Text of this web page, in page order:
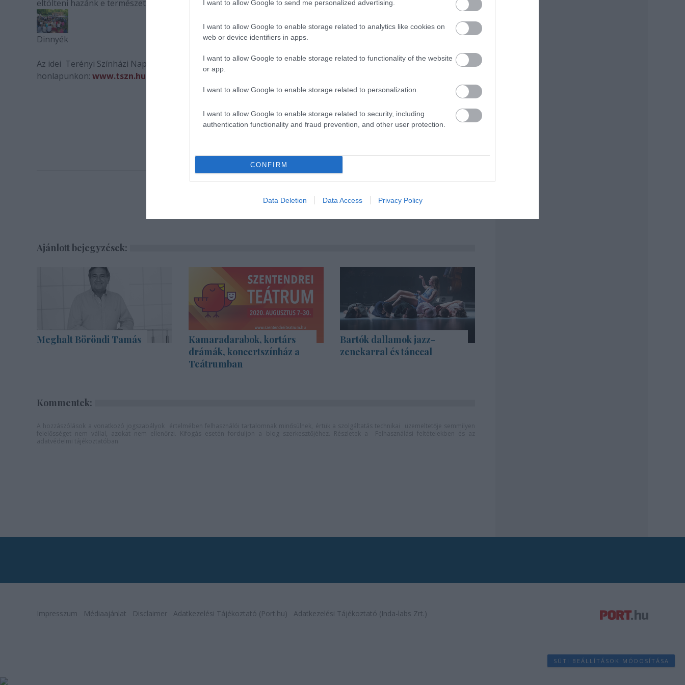
I want to allow Google to send me personalized advertising.
I want to allow Google to enable storage related to analytics like cookies on
web or device identifiers in apps.
I want to allow Google to enable storage related to functionality of the website
or app.
I want to allow Google to enable storage related to personalization.
I want to allow Google to enable storage related to security, including
authentication functionality and fraud prevention, and other user protection.
CONFIRM
Data Deletion Data Access Privacy Policy
eltölteni hazánk e természeti szépségekben, és kulturális eseményekben gazdag környezetében.
Dinnyék
Az idei Terényi Színházi Napok részletes programját és egyéb fontos információkat továbbra is megtalálnak
honlapunkon: www.tszn.hu
Cserje Zsuzsa
a Terényi Színházi Napok művészeti vezetője
Ajánlott bejegyzések:
Meghalt Böröndi Tamás
Kamaradarabok, kortárs
drámák, koncertszínház a
Teátrumban
Bartók dallamok jazz-
zenekarral és tánccal
Kommentek:
Impresszum Médiaajánlat Disclaimer Adatkezelési Tájékoztató (Port.hu) Adatkezelési Tájékoztató (Inda-labs Zrt.)
SÜTI BEÁLLÍTÁSOK MÓDOSÍTÁSA